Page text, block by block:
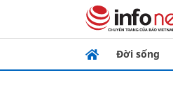
Đời sống